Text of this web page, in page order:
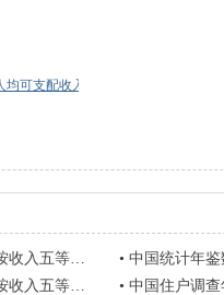
可支配收入（截至2024年底）.xlsx
收入2013-2020 • 中国统计年鉴数据合
收入2013-2020 • 中国住户调查年鉴数